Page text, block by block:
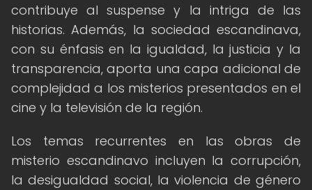
contribuye al suspense y la intriga de las
historias. Además, la sociedad escandinava,
con su énfasis en la igualdad, la justicia y la
transparencia, aporta una capa adicional de
complejidad a los misterios presentados en el
cine y la televisión de la región.
Los temas recurrentes en las obras de
misterio escandinavo incluyen la corrupción,
la desigualdad social, la violencia de género